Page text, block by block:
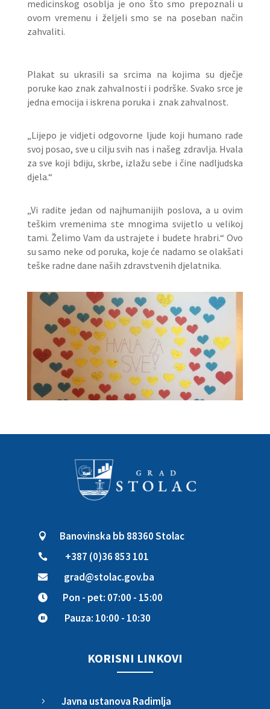
medicinskog osoblja je ono što smo prepoznali u
ovom vremenu i željeli smo se na poseban način
zahvaliti.
Plakat su ukrasili sa srcima na kojima su dječje
poruke kao znak zahvalnosti i podrške. Svako srce je
jedna emocija i iskrena poruka i znak zahvalnost.
„Lijepo je vidjeti odgovorne ljude koji humano rade
svoj posao, sve u cilju svih nas i našeg zdravlja. Hvala
za sve koji bdiju, skrbe, izlažu sebe i čine nadljudska
djela.“
„Vi radite jedan od najhumanijih poslova, a u ovim
teškim vremenima ste mnogima svijetlo u velikoj
tami. Želimo Vam da ustrajete i budete hrabri.“ Ovo
su samo neke od poruka, koje će nadamo se olakšati
teške radne dane naših zdravstvenih djelatnika.
 Banovinska bb 88360 Stolac
 +387 (0)36 853 101
 grad@stolac.gov.ba
 Pon - pet: 07:00 - 15:00
 Pauza: 10:00 - 10:30
KORISNI LINKOVI
5 Javna ustanova Radimlja